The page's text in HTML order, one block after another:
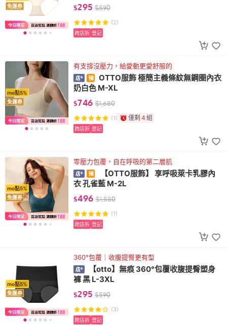
免運券
$295 $590
(2)
跨店折 登記
mo點5%
免運券
有支撐沒壓力，給愛動更愛舒服的
OTTO服飾 極簡主義條紋無鋼圈內衣
奶白色 M-XL
$746 $1,680
(1) 僅剩 4 組
跨店折 登記
mo點5%
免運券
零壓力包覆，自在呼吸的第二層肌
【OTTO服飾】 享呼吸萊卡乳膠內
衣 孔雀藍 M-2L
$496 $1,580
(1)
跨店折 登記
mo點5%
免運券
360°包覆｜收腹提臀更有型
【otto】無痕 360°包覆收腹提臀塑身
褲 黑 L-3XL
$295 $590
(3)
跨店折 登記